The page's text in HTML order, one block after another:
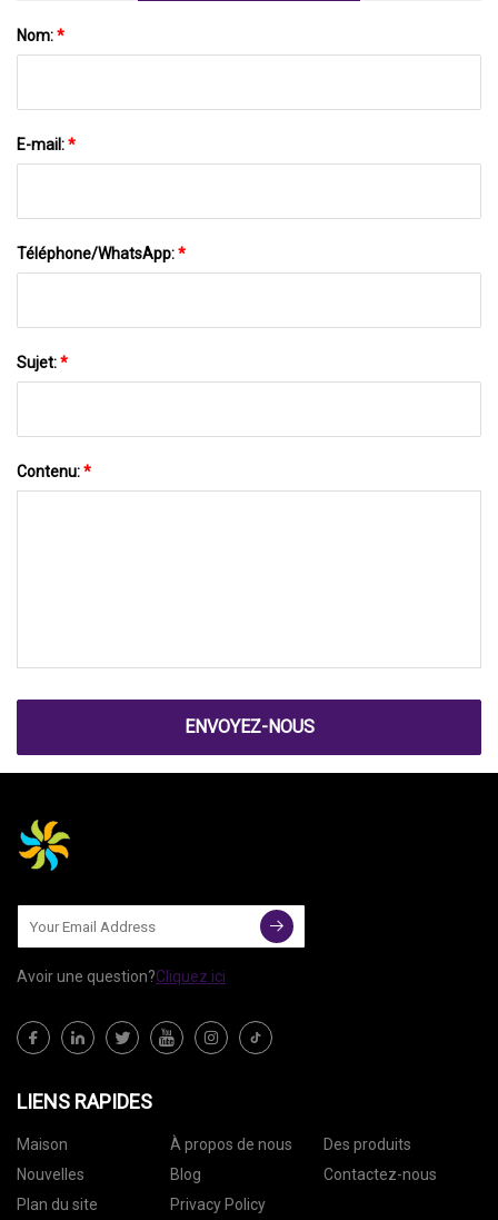
Nom:*
E-mail:*
Téléphone/WhatsApp:*
Sujet:*
Contenu:*
ENVOYEZ-NOUS
Avoir une question?Cliquez ici
LIENS RAPIDES
Maison À propos de nous
Des produits
Nouvelles
Blog
Contactez-nous
Plan du site
Privacy Policy